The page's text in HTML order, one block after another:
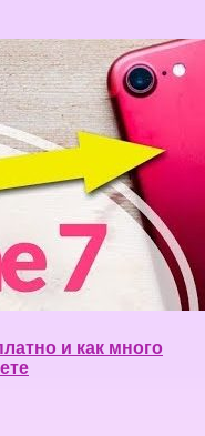
и как много